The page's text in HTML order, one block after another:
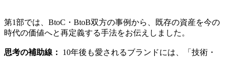
第1部では、BtoC・BtoB双方の事例から、既存の資産を今の
時代の価値へと再定義する手法をお伝えしました。
思考の補助線：
10年後も愛されるブランドには、「技術・